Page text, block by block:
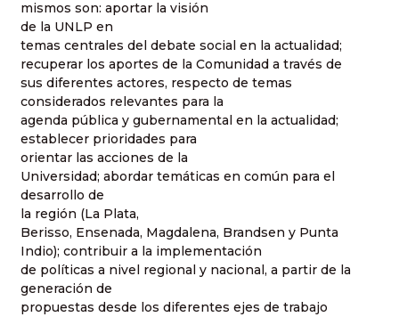
mismos son: aportar la visión
de la UNLP en
temas centrales del debate social en la actualidad;
recuperar los aportes de la Comunidad a través de
sus diferentes actores, respecto de temas
considerados relevantes para la
agenda pública y gubernamental en la actualidad;
establecer prioridades para
orientar las acciones de la
Universidad; abordar temáticas en común para el
desarrollo de
la región (La Plata,
Berisso, Ensenada, Magdalena, Brandsen y Punta
Indio); contribuir a la implementación
de políticas a nivel regional y nacional, a partir de la
generación de
propuestas desde los diferentes ejes de trabajo